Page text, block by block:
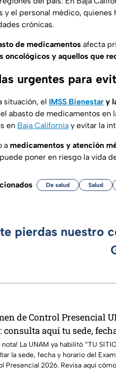
y el personal médico,
crónicas.
de medicamentos afecta
oncológicos y aquellos que
urgentes para
situación, el IMSS Bienestar y
abasto de medicamentos en
en Baja California y evitar la
a medicamentos y atención
poner en riesgo la vida
De salud Salud
te pierdas nuestro
de Control Presencial
consulta aquí tu sede,
nota! La UNAM ya habilitó “TU
la sede, fecha y horario del
Presencial 2026. Revisa aquí